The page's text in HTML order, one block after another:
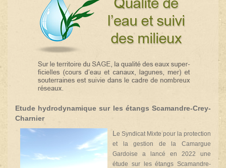
Etude hydrodynamique sur les étangs Scamandre-Crey-
Charnier
L e Syndicat Mixte pour la protection
et la gestion de la Camargue
Gardoise a lancé en 2022 une
étude sur les étangs Scamandre-